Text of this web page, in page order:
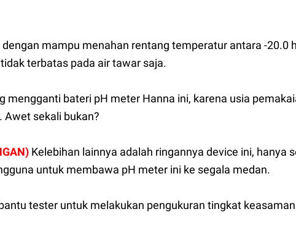
mampu menahan rentang temperatur antara -20.0
terbatas pada air tawar saja.
mengganti bateri pH meter Hanna ini, karena usia
sekali bukan?
Kelebihan lainnya adalah ringannya device ini, hanya
untuk membawa pH meter ini ke segala medan.
tester untuk melakukan pengukuran tingkat